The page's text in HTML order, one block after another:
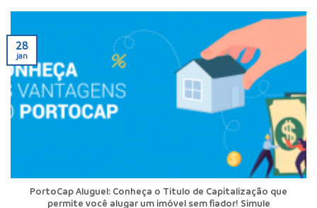
PortoCap Aluguel: Conheça o Titulo de Capitalização que
permite você alugar um imóvel sem fiador! Simule
28
jan